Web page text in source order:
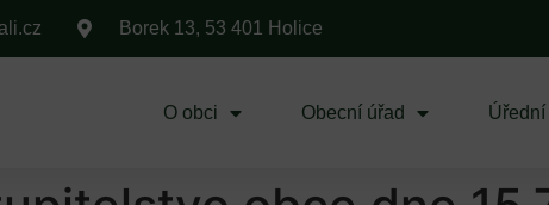
Borek 13, 53 401 Holice
O obci Obecní úřad